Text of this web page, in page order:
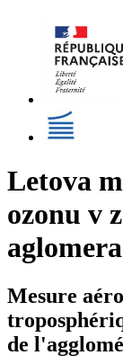
Letova
ozonu v
Mesure
de